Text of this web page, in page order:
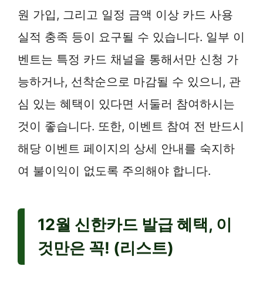
원 가입, 그리고 일정 금액 이상 카드 사용
실적 충족 등이 요구될 수 있습니다. 일부 이
벤트는 특정 카드 채널을 통해서만 신청 가
능하거나, 선착순으로 마감될 수 있으니, 관
심 있는 혜택이 있다면 서둘러 참여하시는
것이 좋습니다. 또한, 이벤트 참여 전 반드시
해당 이벤트 페이지의 상세 안내를 숙지하
여 불이익이 없도록 주의해야 합니다.
12월 신한카드 발급 혜택, 이
것만은 꼭! (리스트)